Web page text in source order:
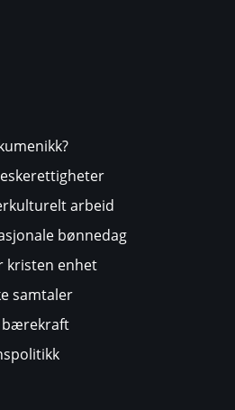
arbeid
bønnedag
kristen enhet
samtaler
bærekraft